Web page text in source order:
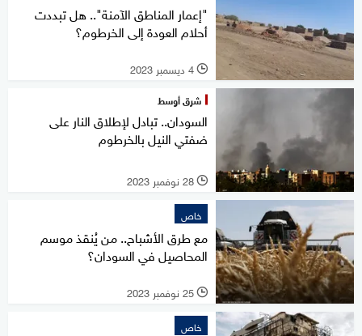
"إعمار المناطق الآمنة".. هل تبددت
أحلام العودة إلى الخرطوم؟
l 4 ديسمبر 2023
شرق أوسط
السودان.. تبادل لإطلاق النار على
ضفتي النيل بالخرطوم
l 28 نوفمبر 2023
خاص
مع طرق الأشباح.. من يُنقذ موسم
المحاصيل في السودان؟
l 25 نوفمبر 2023
خاص